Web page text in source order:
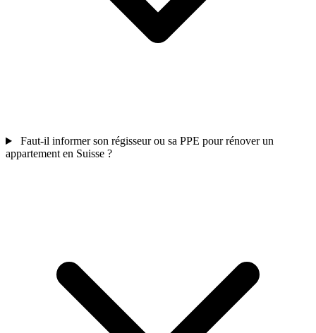
Faut-il informer son régisseur ou sa PPE pour rénover un
appartement en Suisse ?